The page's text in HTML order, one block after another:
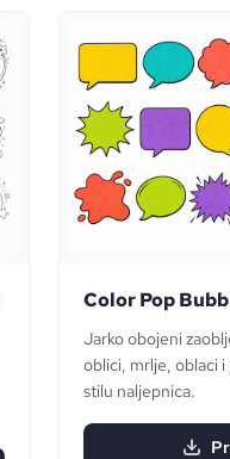
Color Pop
Jarko obojeni
oblici, mrlje, oblaci
stilu naljepnica.